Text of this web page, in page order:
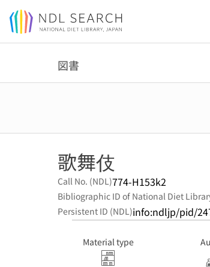
Jump to main content
図書
歌舞伎
Call No. (NDL)774-H153k2
Bibliographic ID of National Diet
Persistent ID (NDL)info:ndljp/pid/
Material type